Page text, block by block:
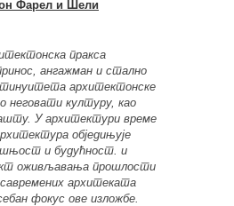
Фарел и Шели
пракса
ангажман и стално
архитектонске
неговати културу, као
У архитектури време
обједињује
и будућност. и
оживљавања прошлости
архитеката
фокус ове изложбе.